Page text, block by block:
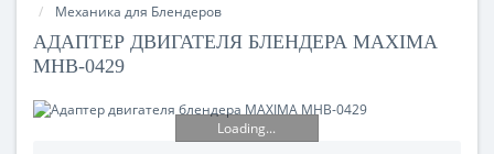
Механика для Блендеров
АДАПТЕР ДВИГАТЕЛЯ БЛЕНДЕРА MAXIMA
MHB-0429
Loading...